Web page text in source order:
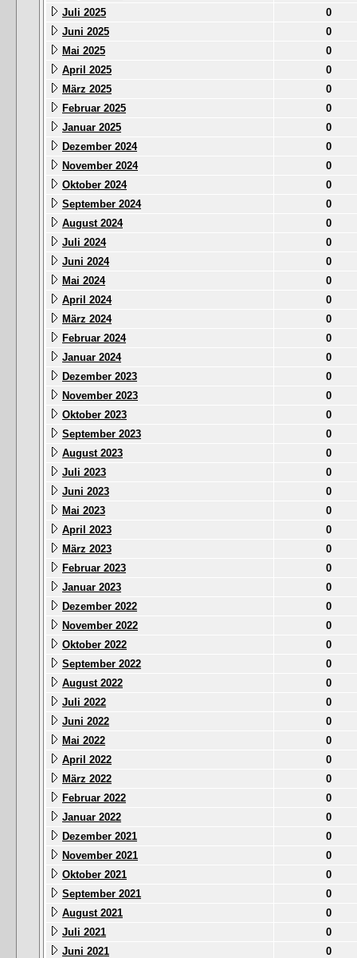
Juli 2025
0
Juni 2025
0
Mai 2025
0
April 2025
0
März 2025
0
Februar 2025
0
Januar 2025
0
Dezember 2024
0
November 2024
0
Oktober 2024
0
September 2024
0
August 2024
0
Juli 2024
0
Juni 2024
0
Mai 2024
0
April 2024
0
März 2024
0
Februar 2024
0
Januar 2024
0
Dezember 2023
0
November 2023
0
Oktober 2023
0
September 2023
0
August 2023
0
Juli 2023
0
Juni 2023
0
Mai 2023
0
April 2023
0
März 2023
0
Februar 2023
0
Januar 2023
0
Dezember 2022
0
November 2022
0
Oktober 2022
0
September 2022
0
August 2022
0
Juli 2022
0
Juni 2022
0
Mai 2022
0
April 2022
0
März 2022
0
Februar 2022
0
Januar 2022
0
Dezember 2021
0
November 2021
0
Oktober 2021
0
September 2021
0
August 2021
0
Juli 2021
0
Juni 2021
0